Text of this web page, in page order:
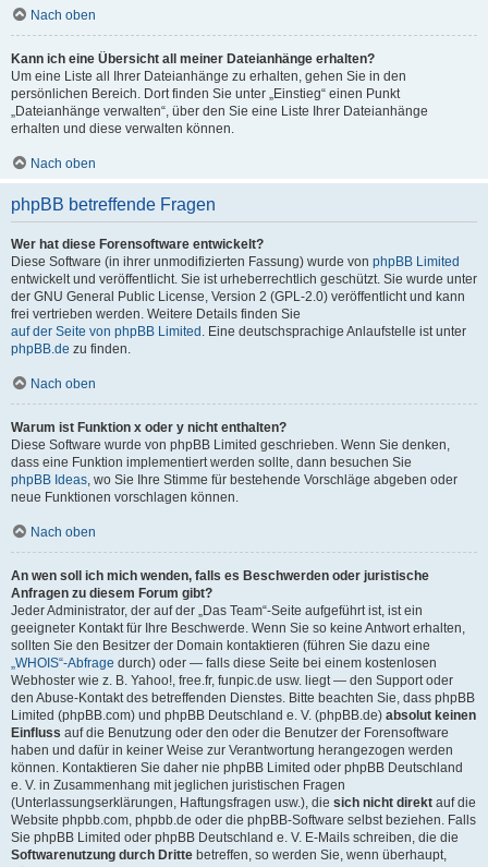
Nach oben
Kann ich eine Übersicht all meiner Dateianhänge erhalten?
Um eine Liste all Ihrer Dateianhänge zu erhalten, gehen Sie in den
persönlichen Bereich. Dort finden Sie unter „Einstieg“ einen Punkt
„Dateianhänge verwalten“, über den Sie eine Liste Ihrer Dateianhänge
erhalten und diese verwalten können.
Nach oben
phpBB betreffende Fragen
Wer hat diese Forensoftware entwickelt?
Diese Software (in ihrer unmodifizierten Fassung) wurde von phpBB Limited
entwickelt und veröffentlicht. Sie ist urheberrechtlich geschützt. Sie wurde unter
der GNU General Public License, Version 2 (GPL-2.0) veröffentlicht und kann
frei vertrieben werden. Weitere Details finden Sie
auf der Seite von phpBB Limited . Eine deutschsprachige Anlaufstelle ist unter
phpBB.de zu finden.
Nach oben
Warum ist Funktion x oder y nicht enthalten?
Diese Software wurde von phpBB Limited geschrieben. Wenn Sie denken,
dass eine Funktion implementiert werden sollte, dann besuchen Sie
phpBB Ideas, wo Sie Ihre Stimme für bestehende Vorschläge abgeben oder
neue Funktionen vorschlagen können.
Nach oben
An wen soll ich mich wenden, falls es Beschwerden oder juristische
Anfragen zu diesem Forum gibt?
Jeder Administrator, der auf der „Das Team“-Seite aufgeführt ist, ist ein
geeigneter Kontakt für Ihre Beschwerde. Wenn Sie so keine Antwort erhalten,
sollten Sie den Besitzer der Domain kontaktieren (führen Sie dazu eine
„WHOIS“-Abfrage durch) oder — falls diese Seite bei einem kostenlosen
Webhoster wie z. B. Yahoo!, free.fr, funpic.de usw. liegt — den Support oder
den Abuse-Kontakt des betreffenden Dienstes. Bitte beachten Sie, dass phpBB
Limited (phpBB.com) und phpBB Deutschland e. V. (phpBB.de) absolut keinen
Einfluss auf die Benutzung oder den oder die Benutzer der Forensoftware
haben und dafür in keiner Weise zur Verantwortung herangezogen werden
können. Kontaktieren Sie daher nie phpBB Limited oder phpBB Deutschland
e. V. in Zusammenhang mit jeglichen juristischen Fragen
(Unterlassungserklärungen, Haftungsfragen usw.), die sich nicht direkt auf die
Website phpbb.com, phpbb.de oder die phpBB-Software selbst beziehen. Falls
Sie phpBB Limited oder phpBB Deutschland e. V. E-Mails schreiben, die die
Softwarenutzung durch Dritte betreffen, so werden Sie, wenn überhaupt,